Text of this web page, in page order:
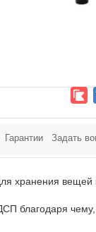
Гарантии Задать
хранения вещей
благодаря